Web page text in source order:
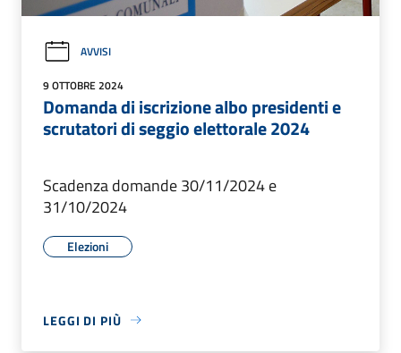
AVVISI
9 OTTOBRE 2024
Domanda di iscrizione albo presidenti e
scrutatori di seggio elettorale 2024
Scadenza domande 30/11/2024 e
31/10/2024
Elezioni
LEGGI DI PIÙ